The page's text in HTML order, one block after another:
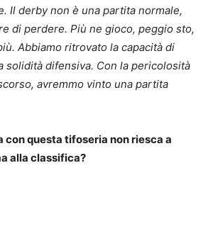
Il derby non è una partita normale,
di perdere. Più ne gioco, peggio sto,
Abbiamo ritrovato la capacità di
solidità difensiva. Con la pericolosità
avremmo vinto una partita
con questa tifoseria non riesca a
alla classifica?